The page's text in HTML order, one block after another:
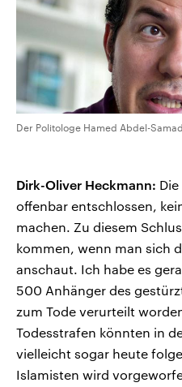
Der Politologe Hamed Abdel-
Dirk-Oliver Heckmann:
offenbar entschlossen,
machen. Zu diesem
kommen, wenn man sich
anschaut. Ich habe es
500 Anhänger des
zum Tode verurteilt
Todesstrafen könnten in
vielleicht sogar heute
Islamisten wird